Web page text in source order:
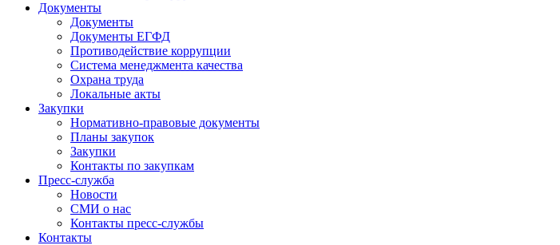
Документы
Документы
Документы ЕГФД
Противодействие коррупции
Система менеджмента качества
Охрана труда
Локальные акты
Закупки
Нормативно-правовые документы
Планы закупок
Закупки
Контакты по закупкам
Пресс-служба
Новости
СМИ о нас
Контакты пресс-службы
Контакты